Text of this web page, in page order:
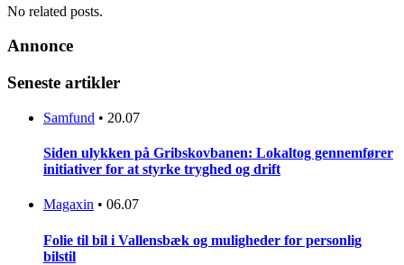
No related posts.
Annonce
Seneste artikler
Samfund • 20.07
Siden ulykken på Gribskovbanen: Lokaltog gennemfører
initiativer for at styrke tryghed og drift
Magaxin • 06.07
Folie til bil i Vallensbæk og muligheder for personlig
bilstil